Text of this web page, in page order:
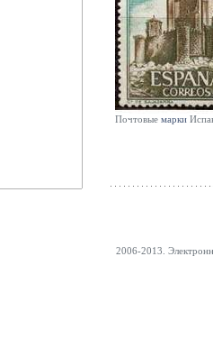
Почтовые марки
2006-2013.